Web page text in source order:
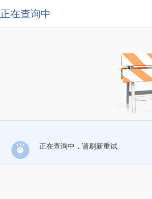
正在查询中
正在查询中，请刷新重试